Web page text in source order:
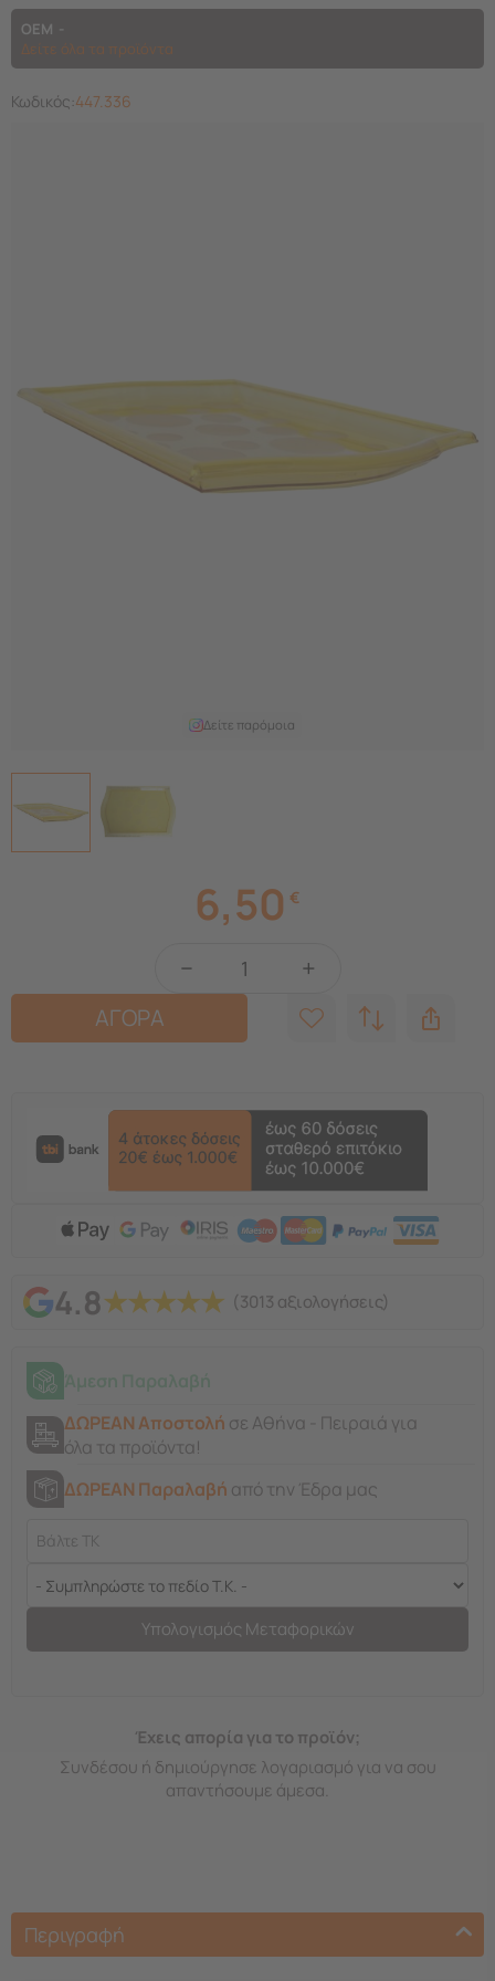
Δείτε παρόμοια
OEM
Δείτε όλα τα προϊόντα
Κωδικός:447.336
6,50 €
+
−
ΑΓΟΡΑ
4.8★★★★★ (3013 αξιολογήσεις)
ΔΩΡΕΑΝ Αποστολή σε Αθήνα - Πειραιά για
όλα τα προϊόντα!
ΔΩΡΕΑΝ Παραλαβή από την Έδρα μας
Υπολογισμός Μεταφορικών
Έχεις απορία για το προϊόν;
Συνδέσου ή δημιούργησε λογαριασμό για να σου
απαντήσουμε άμεσα.
Περιγραφή